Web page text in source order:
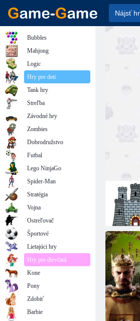
Bubbles
Mahjong
Logic
Hry pre deti
Tank hry
Streľba
Závodné hry
Zombies
Dobrodružstvo
Futbal
Lego NinjaGo
Spider-Man
Stratégia
Vojna
Ostreľovač
Športové
Lietajúci hry
Hry pre dievčatá
Kone
Pony
Zdobiť
Barbie